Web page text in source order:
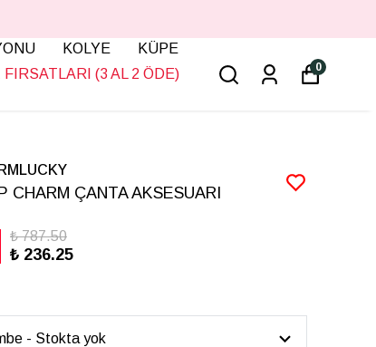
KOLYE
KÜPE
FIRSATLARI (3 AL 2 ÖDE)
0
CHARM ÇANTA AKSESUARI
₺ 787.50
₺ 236.25